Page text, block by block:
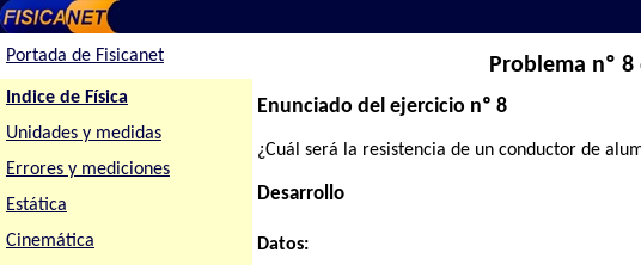
Portada de Fisicanet
Indice de Física
Unidades y medidas
Errores y mediciones
Estática
Cinemática
Problema nº
Enunciado del ejercicio nº 8
¿Cuál será la resistencia de un conductor de
Desarrollo
Datos: